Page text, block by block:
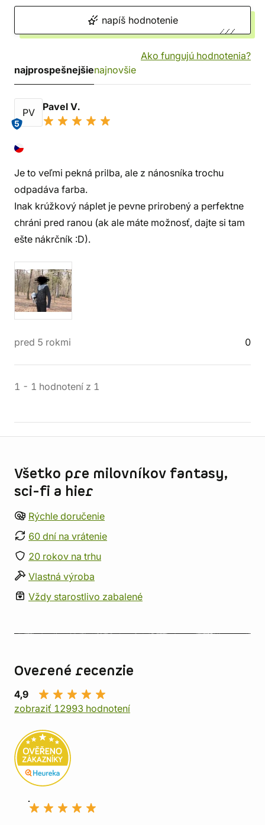
napíš hodnotenie
Ako fungujú hodnotenia?
najprospešnejšienajnovšie
PV
5
Pavel V.
Je to veľmi pekná prilba, ale z nánosníka trochu
odpadáva farba.
Inak krúžkový náplet je pevne prirobený a perfektne
chráni pred ranou (ak ale máte možnosť, dajte si tam
ešte nákrčník :D).
pred 5 rokmi 0
1 - 1 hodnotení z 1
Všetko pre milovníkov fantasy,
sci-fi a hier
Rýchle doručenie
60 dní na vrátenie
20 rokov na trhu
Vlastná výroba
Vždy starostlivo zabalené
Overené recenzie
4,9
zobraziť 12993 hodnotení